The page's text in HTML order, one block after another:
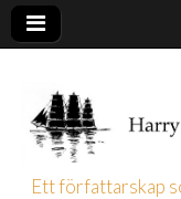
Ett författarskap